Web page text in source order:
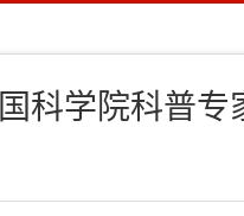
科学院科普专